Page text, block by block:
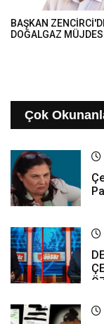
BAŞKAN
DOĞALGAZ
Çok